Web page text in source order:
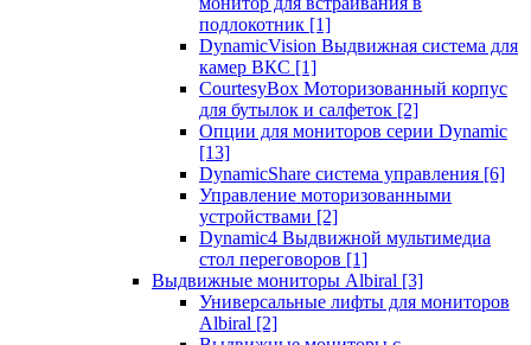
подлокотник [1]
DynamicVision Выдвижная система для
камер ВКС [1]
CourtesyBox Моторизованный корпус
для бутылок и салфеток [2]
Опции для мониторов серии Dynamic
[13]
DynamicShare система управления [6]
Управление моторизованными
устройствами [2]
Dynamic4 Выдвижной мультимедиа
стол переговоров [1]
Выдвижные мониторы Albiral [3]
Универсальные лифты для мониторов
Albiral [2]